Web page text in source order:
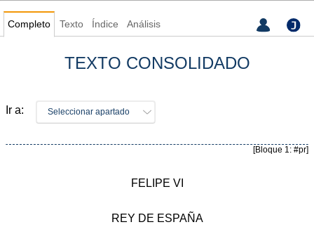
Completo Texto Índice Análisis
TEXTO CONSOLIDADO
Ir a: Seleccionar apartado
[Bloque 1: #pr]
FELIPE VI
REY DE ESPAÑA